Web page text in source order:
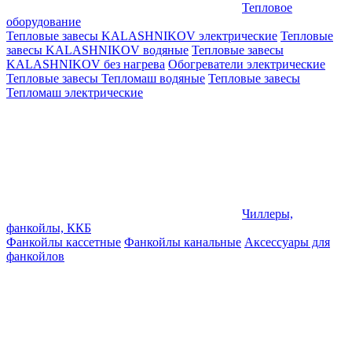
Тепловое
оборудование
Тепловые завесы KALASHNIKOV электрические Тепловые
завесы KALASHNIKOV водяные Тепловые завесы
KALASHNIKOV без нагрева Обогреватели электрические
Тепловые завесы Тепломаш водяные Тепловые завесы
Тепломаш электрические
Чиллеры,
фанкойлы, ККБ
Фанкойлы кассетные Фанкойлы канальные Аксессуары для
фанкойлов